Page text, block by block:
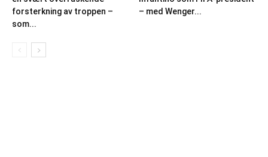
forsterkning av troppen –
som...
– med Wenger...